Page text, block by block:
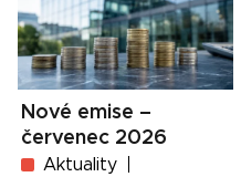
Nové emise –
červenec 2026
Aktuality